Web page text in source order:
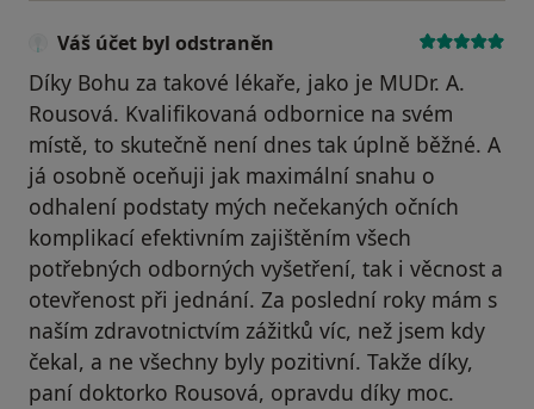
Váš účet byl odstraněn
Díky Bohu za takové lékaře, jako je MUDr. A.
Rousová. Kvalifikovaná odbornice na svém
místě, to skutečně není dnes tak úplně běžné. A
já osobně oceňuji jak maximální snahu o
odhalení podstaty mých nečekaných očních
komplikací efektivním zajištěním všech
potřebných odborných vyšetření, tak i věcnost a
otevřenost při jednání. Za poslední roky mám s
naším zdravotnictvím zážitků víc, než jsem kdy
čekal, a ne všechny byly pozitivní. Takže díky,
paní doktorko Rousová, opravdu díky moc.